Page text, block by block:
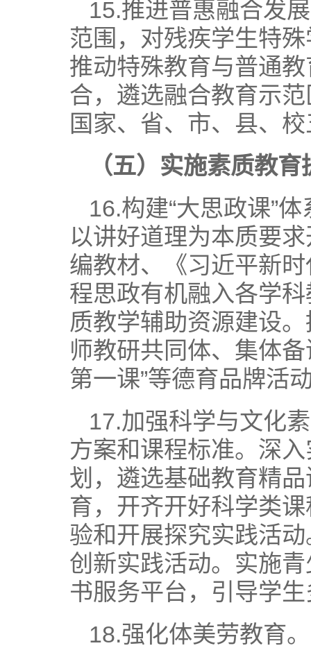
15.推进普惠融合发
范围，对残疾学生特
推动特殊教育与普通
合，遴选融合教育示
国家、省、市、县、
（五）实施素质教
16.构建“大思政课”
以讲好道理为本质要
编教材、《习近平新
程思政有机融入各学
质教学辅助资源建设
师教研共同体、集体
第一课”等德育品牌活
17.加强科学与文化
方案和课程标准。深
划，遴选基础教育精
育，开齐开好科学类
验和开展探究实践活
创新实践活动。实施
书服务平台，引导学
18.强化体美劳教育